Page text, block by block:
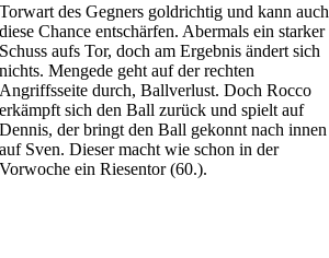
Torwart des Gegners goldrichtig und kann auch
diese Chance entschärfen. Abermals ein starker
Schuss aufs Tor, doch am Ergebnis ändert sich
nichts. Mengede geht auf der rechten
Angriffsseite durch, Ballverlust. Doch Rocco
erkämpft sich den Ball zurück und spielt auf
Dennis, der bringt den Ball gekonnt nach innen
auf Sven. Dieser macht wie schon in der
Vorwoche ein Riesentor (60.).